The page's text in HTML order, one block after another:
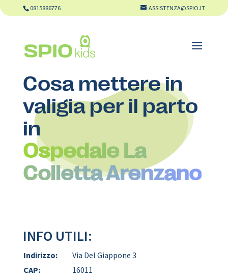
0815886776 ASSISTENZA@SPIO.IT
Cosa mettere in
valigia per il parto
in
Ospedale La
Colletta Arenzano
INFO UTILI:
Indirizzo:
Via Del Giappone 3
CAP:
16011